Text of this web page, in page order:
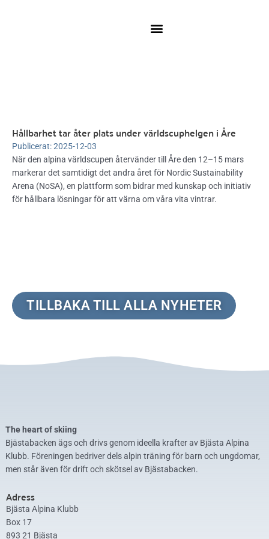
Hållbarhet tar åter plats under världscuphelgen i Åre
Publicerat:2025-12-03
När den alpina världscupen återvänder till Åre den 12–15 mars
markerar det samtidigt det andra året för Nordic Sustainability
Arena (NoSA), en plattform som bidrar med kunskap och initiativ
för hållbara lösningar för att värna om våra vita vintrar.
TILLBAKA TILL ALLA NYHETER
The heart of skiing
Bjästabacken ägs och drivs genom ideella krafter av Bjästa Alpina
Klubb. Föreningen bedriver dels alpin träning för barn och ungdomar,
men står även för drift och skötsel av Bjästabacken.
Adress
Bjästa Alpina Klubb
Box 17
893 21 Bjästa